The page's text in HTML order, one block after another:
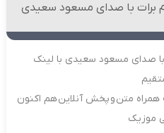
برات با صدای مسعود سعیدی
با صدای مسعود سعیدی با لینک
همراه متن و پخش آنلاین هم اکنون
موزیک